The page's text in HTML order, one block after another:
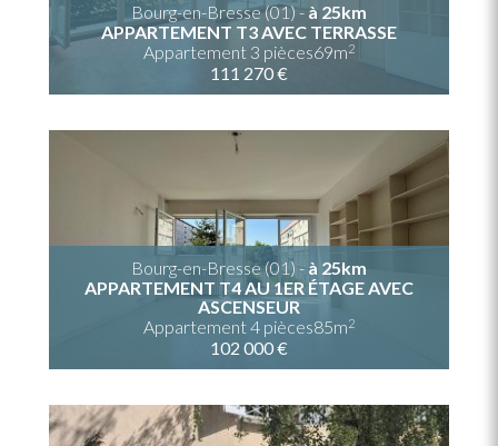
Bourg-en-Bresse (01) -à 25km
APPARTEMENT T3 AVEC TERRASSE
Appartement 3 pièces69m2
111 270 €
Bourg-en-Bresse (01) - à 25km
APPARTEMENT T4 AU 1ER ÉTAGE AVEC
ASCENSEUR
Appartement 4 pièces85m2
102 000 €